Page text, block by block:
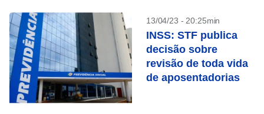
13/04/23 - 20:25min
INSS: STF publica
decisão sobre
revisão de toda vida
de aposentadorias